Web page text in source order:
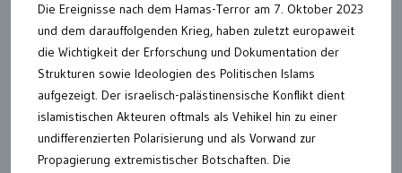
Die Ereignisse nach dem Hamas-Terror am 7. Oktober 2023
und dem darauffolgenden Krieg, haben zuletzt europaweit
die Wichtigkeit der Erforschung und Dokumentation der
Strukturen sowie Ideologien des Politischen Islams
aufgezeigt. Der israelisch-palästinensische Konflikt dient
islamistischen Akteuren oftmals als Vehikel hin zu einer
undifferenzierten Polarisierung und als Vorwand zur
Propagierung extremistischer Botschaften. Die